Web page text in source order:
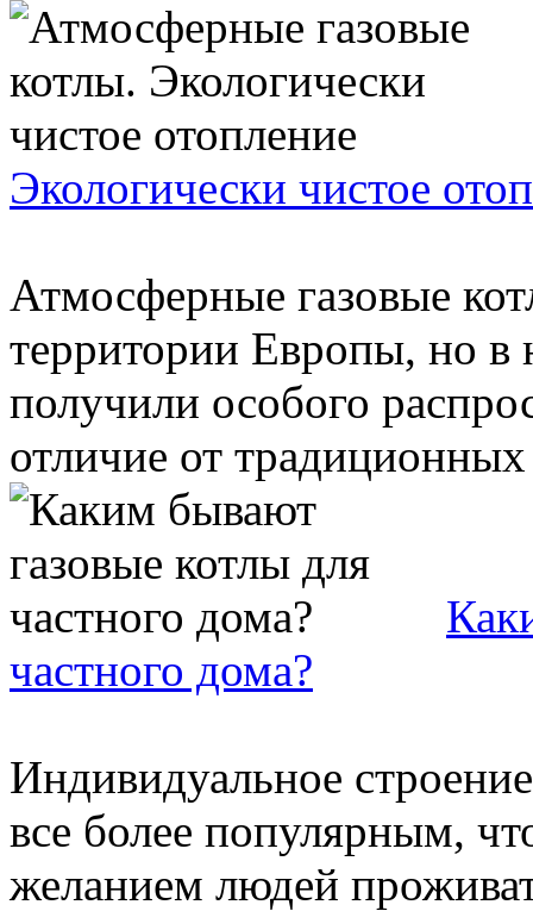
Экологически чистое
Атмосферные газовые
территории Европы, но в
получили особого
отличие от
частного дома?
Индивидуальное
все более популярным,
желанием людей